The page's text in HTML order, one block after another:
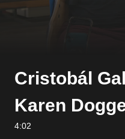
Cristobál
Karen
4:02